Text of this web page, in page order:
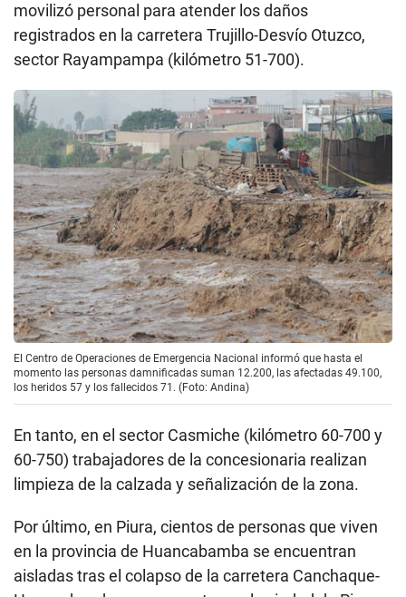
movilizó personal para atender los daños
registrados en la carretera Trujillo-Desvío Otuzco,
sector Rayampampa (kilómetro 51-700).
El Centro de Operaciones de Emergencia Nacional informó que hasta el
momento las personas damnificadas suman 12.200, las afectadas 49.100,
los heridos 57 y los fallecidos 71. (Foto: Andina)
En tanto, en el sector Casmiche (kilómetro 60-700 y
60-750) trabajadores de la concesionaria realizan
limpieza de la calzada y señalización de la zona.
Por último, en Piura, cientos de personas que viven
en la provincia de Huancabamba se encuentran
aisladas tras el colapso de la carretera Canchaque-